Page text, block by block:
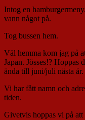
Intog en
vann något på.
Tog bussen hem.
Väl hemma kom jag på
Japan. Jösses!? Hoppas
ända till juni/juli nästa
Vi har fått namn och
tiden.
Givetvis hoppas vi på